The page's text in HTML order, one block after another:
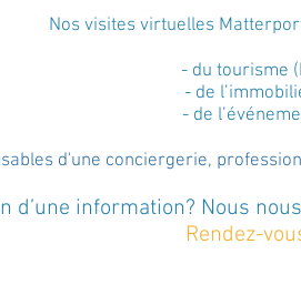
Nos visites virtuelles
- du tourisme
- de
- de l’événementiel
d'une conciergerie,
d’une information? Nous
Rendez-